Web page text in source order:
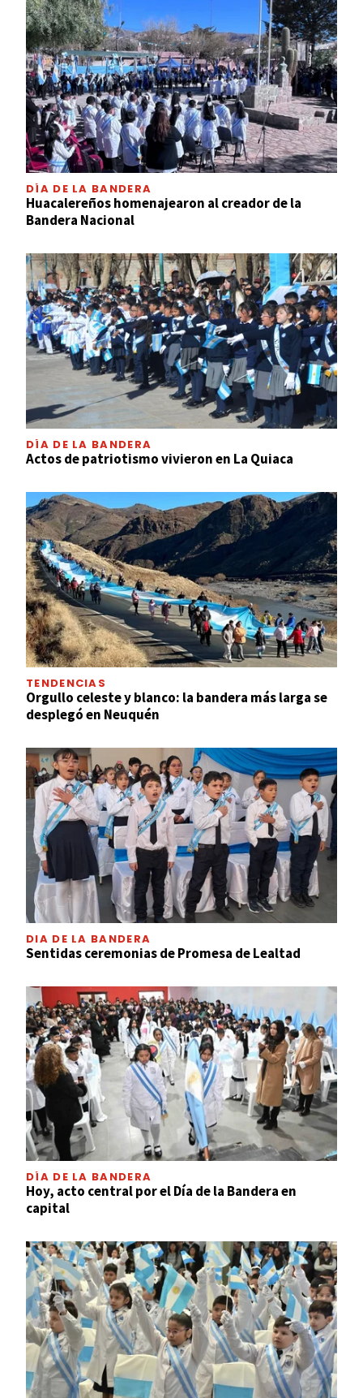
DÍA DE LA BANDERA
Huacalereños homenajearon al creador de la
Bandera Nacional
DÍA DE LA BANDERA
Actos de patriotismo vivieron en La Quiaca
TENDENCIAS
Orgullo celeste y blanco: la bandera más larga se
desplegó en Neuquén
DIA DE LA BANDERA
Sentidas ceremonias de Promesa de Lealtad
DÍA DE LA BANDERA
Hoy, acto central por el Día de la Bandera en
capital